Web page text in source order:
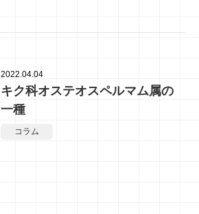
2022.04.04
キク科オステオスペルマム属の
一種
コラム